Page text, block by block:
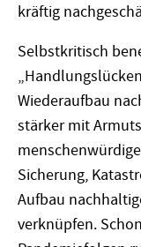
kräftig
Selbstkritisch
Wiederaufbau
stärker mit
Sicherung,
Aufbau
verknüpfen.